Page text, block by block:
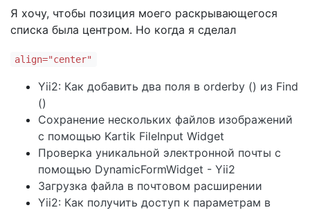
Я хочу, чтобы позиция моего раскрывающегося
списка была центром. Но когда я сделал
align="center"
Yii2: Как добавить два поля в orderby () из Find
()
Сохранение нескольких файлов изображений
с помощью Kartik FileInput Widget
Проверка уникальной электронной почты с
помощью DynamicFormWidget - Yii2
Загрузка файла в почтовом расширении
Yii2: Как получить доступ к параметрам в